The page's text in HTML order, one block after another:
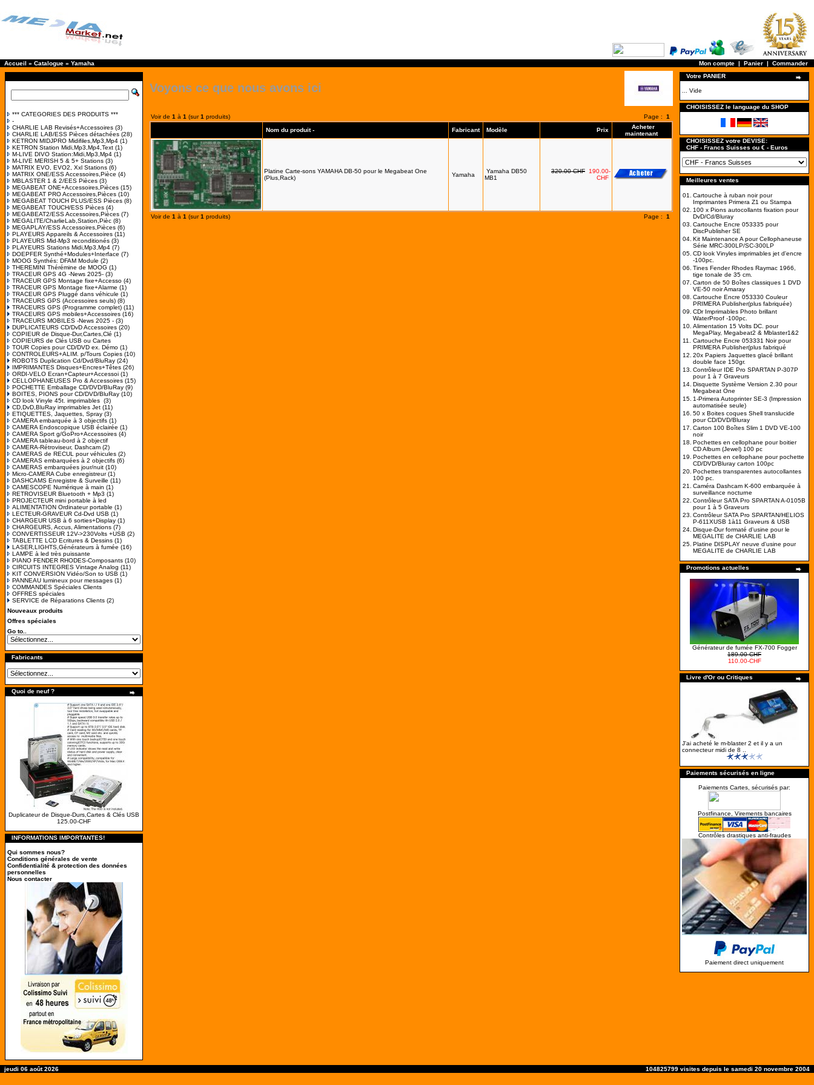
Accueil » Catalogue » Yamaha Mon compte | Panier | Commander
*** CATEGORIES DES PRODUITS ***
-
CHARLIE LAB Revisés+Accessoires (3)
CHARLIE LAB/ESS Pièces détachées (28)
KETRON MIDJPRO Midifiles,Mp3,Mp4 (1)
KETRON Station Midi,Mp3,Mp4,Text (1)
M-LIVE DIVO Station:Midi,Mp3,Mp4 (1)
M-LIVE MERISH 5 & 5+ Stations (3)
MATRIX EVO, EVO2, Xxl Stations (6)
MATRIX ONE/ESS Accessoires,Pièce (4)
MBLASTER 1 & 2/EES Pièces (3)
MEGABEAT ONE+Accessoires,Pièces (15)
MEGABEAT PRO Accessoires,Pièces (10)
MEGABEAT TOUCH PLUS/ESS Pièces (8)
MEGABEAT TOUCH/ESS Pièces (4)
MEGABEAT2/ESS Accessoires,Pièces (7)
MEGALITE/CharlieLab,Station,Pièc (8)
MEGAPLAY/ESS Accessoires,Pièces (6)
PLAYEURS Appareils & Accessoires (11)
PLAYEURS Mid-Mp3 reconditionés (3)
PLAYEURS Stations Midi,Mp3,Mp4 (7)
DOEPFER Synthé+Modules+Interface (7)
MOOG Synthés: DFAM Module (2)
THEREMINI Thérémine de MOOG (1)
TRACEUR GPS 4G -News 2025- (3)
TRACEUR GPS Montage fixe+Accesso (4)
TRACEUR GPS Montage fixe+Alarme (1)
TRACEUR GPS Pluggé dans véhicule (1)
TRACEURS GPS (Accessoires seuls) (8)
TRACEURS GPS (Programme complet) (11)
TRACEURS GPS mobiles+Accessoires (16)
TRACEURS MOBILES -News 2025 - (3)
DUPLICATEURS CD/DvD Accessoires (20)
COPIEUR de Disque-Dur,Cartes,Clé (1)
COPIEURS de Clés USB ou Cartes
TOUR Copies pour CD/DVD ex. Démo (1)
CONTROLEURS+ALIM. p/Tours Copies (10)
ROBOTS Duplication Cd/Dvd/BluRay (24)
IMPRIMANTES Disques+Encres+Têtes (26)
ORDI-VELO Ecran+Capteur+Accessoi (1)
CELLOPHANEUSES Pro & Accessoires (15)
POCHETTE Emballage CD/DVD/BluRay (9)
BOITES, PIONS pour CD/DVD/BluRay (10)
CD look Vinyle 45t. imprimables (3)
CD,DvD,BluRay imprimables Jet (11)
ETIQUETTES, Jaquettes, Spray (3)
CAMERA embarquée à 3 objectifs (1)
CAMERA Endoscopique USB éclairée (1)
CAMERA Sport g/GoPro+Accessoires (4)
CAMERA tableau-bord à 2 objectif
CAMERA-Rétroviseur, Dashcam (2)
CAMERAS de RECUL pour véhicules (2)
CAMERAS embarquées à 2 objectifs (6)
CAMERAS embarquées jour/nuit (10)
Micro-CAMERA Cube enregistreur(1)
DASHCAMS Enregistre & Surveille (11)
CAMESCOPE Numérique à main (1)
RETROVISEUR Bluetooth + Mp3 (1)
PROJECTEUR mini portable à led
ALIMENTATION Ordinateur portable (1)
LECTEUR-GRAVEUR Cd-Dvd USB (1)
CHARGEUR USB à 6 sorties+Display (1)
CHARGEURS, Accus, Alimentations (7)
CONVERTISSEUR 12V->230Volts +USB (2)
TABLETTE LCD Ecritures & Dessins (1)
LASER,LIGHTS,Générateurs à fumée (16)
LAMPE à led très puissante
PIANO FENDER RHODES-Composants (10)
CIRCUITS INTEGRES Vintage Analog (11)
KIT CONVERSION Vidéo/Son to USB (1)
PANNEAU lumineux pour messages (1)
COMMANDES Spéciales Clients
OFFRES spéciales
SERVICE de Réparations Clients (2)
Nouveaux produits
Offres spéciales
Go to..
Fabricants
Quoi de neuf ?
Duplicateur de Disque-Durs,Cartes & Clés USB
125.00-CHF
INFORMATIONS IMPORTANTES!
Qui sommes nous?
Conditions générales de vente
Confidentialité & protection des données
personnelles
Nous contacter
Voyons ce que nous avons ici
Voir de 1 à 1 (sur1 produits) Page : 1
Nom du produit -
Fabricant Modèle Prix
Acheter
maintenant
Platine Carte-sons YAMAHA DB-50 pour le Megabeat One
(Plus,Rack)
Yamaha
Yamaha DB50
MB1
320.00-CHF
190.00-
CHF
Voir de 1 à 1 (sur1 produits) Page : 1
Votre PANIER
... Vide
CHOISISSEZ le language du SHOP
CHOISISSEZ votre DEVISE:
CHF - Francs Suisses ou € - Euros
Meilleures ventes
01.
Cartouche à ruban noir pour
Imprimantes Primera Z1 ou Stampa
02.
100 x Pions autocollants fixation pour
DvD/Cd/Bluray
03. Cartouche Encre 053335 pour
DiscPublisher SE
04. Kit Maintenance A pour Cellophaneuse
Série MRC-300LP/SC-300LP
05. CD look Vinyles imprimables jet d'encre
-100pc.
06. Tines Fender Rhodes Raymac 1966,
tige tonale de 35 cm.
07. Carton de 50 Boîtes classiques 1 DVD
VE-50 noir Amaray
08. Cartouche Encre 053330 Couleur
PRIMERA Publisher(plus fabriquée)
09. CDr Imprimables Photo brillant
WaterProof -100pc.
10. Alimentation 15 Volts DC. pour
MegaPlay, Megabeat2 & Mblaster1&2
11.
Cartouche Encre 053331 Noir pour
PRIMERA Publisher(plus fabriqué
12. 20x Papiers Jaquettes glacé brillant
double face 150gr.
13. Contrôleur IDE Pro SPARTAN P-307P
pour 1 à 7 Graveurs
14. Disquette Système Version 2.30 pour
Megabeat One
15. 1-Primera Autoprinter SE-3 (Impression
automatisée seule)
16. 50 x Boites coques Shell translucide
pour CD/DVD/Bluray
17. Carton 100 Boîtes Slim 1 DVD VE-100
noir
18. Pochettes en cellophane pour boitier
CD Album (Jewel) 100 pc
19. Pochettes en cellophane pour pochette
CD/DVD/Bluray carton 100pc
20. Pochettes transparentes autocollantes
100 pc.
21.
Caméra Dashcam K-600 embarquée à
surveillance nocturne
22. Contrôleur SATA Pro SPARTAN A-0105B
pour 1 à 5 Graveurs
23. Contrôleur SATA Pro SPARTAN/HELIOS
P-611XUSB 1à11 Graveurs & USB
24. Disque-Dur formaté d'usine pour le
MEGALITE de CHARLIE LAB
25. Platine DISPLAY neuve d'usine pour
MEGALITE de CHARLIE LAB
Promotions actuelles
Générateur de fumée FX-700 Fogger
189.00-CHF
110.00-CHF
Livre d'Or ou Critiques
J'ai acheté le m-blaster 2 et il y a un
connecteur midi de 8 ..
Paiements sécurisés en ligne
Paiements Cartes, sécurisés par:
Postfinance, Virements bancaires
Contrôles drastiques anti-fraudes
Paiement direct uniquement
jeudi 06 août 2026 104825799 visites depuis le samedi 20 novembre 2004